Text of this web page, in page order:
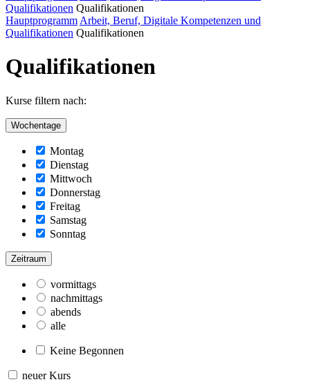
Qualifikationen Qualifikationen
Hauptprogramm Arbeit, Beruf, Digitale Kompetenzen und
Qualifikationen Qualifikationen
Qualifikationen
Kurse filtern nach:
Wochentage
Montag
Dienstag
Mittwoch
Donnerstag
Freitag
Samstag
Sonntag
Zeitraum
vormittags
nachmittags
abends
alle
Keine Begonnen
neuer Kurs